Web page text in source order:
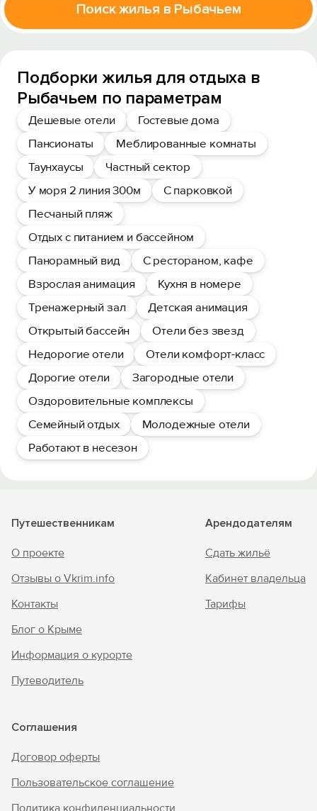
Поиск жилья в Рыбачьем
Подборки жилья для отдыха в
Рыбачьем по параметрам
Дешевые отели
Гостевые дома
Пансионаты
Меблированные комнаты
Таунхаусы
Частный сектор
У моря 2 линия 300м
С парковкой
Песчаный пляж
Отдых с питанием и бассейном
Панорамный вид
С рестораном, кафе
Взрослая анимация
Кухня в номере
Тренажерный зал
Детская анимация
Открытый бассейн
Отели без звезд
Недорогие отели
Отели комфорт-класс
Дорогие отели
Загородные отели
Оздоровительные комплексы
Семейный отдых
Молодежные отели
Работают в несезон
Путешественникам
О проекте
Отзывы о Vkrim.info
Контакты
Блог о Крыме
Информация о курорте
Путеводитель
Арендодателям
Сдать жильё
Кабинет владельца
Тарифы
Соглашения
Договор оферты
Пользовательское соглашение
Политика конфиденциальности